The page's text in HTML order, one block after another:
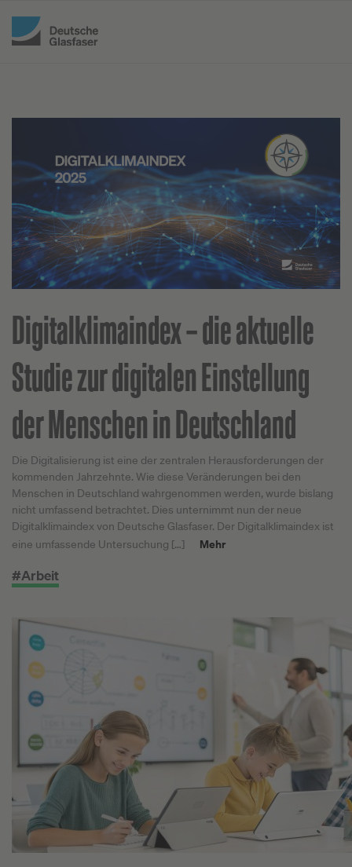
Digitalklimaindex – die aktuelle
Studie zur digitalen Einstellung
der Menschen in Deutschland
Die Digitalisierung ist eine der zentralen Herausforderungen der
kommenden Jahrzehnte. Wie diese Veränderungen bei den
Menschen in Deutschland wahrgenommen werden, wurde bislang
nicht umfassend betrachtet. Dies unternimmt nun der neue
Digitalklimaindex von Deutsche Glasfaser. Der Digitalklimaindex ist
eine umfassende Untersuchung […]
Mehr
#Arbeit